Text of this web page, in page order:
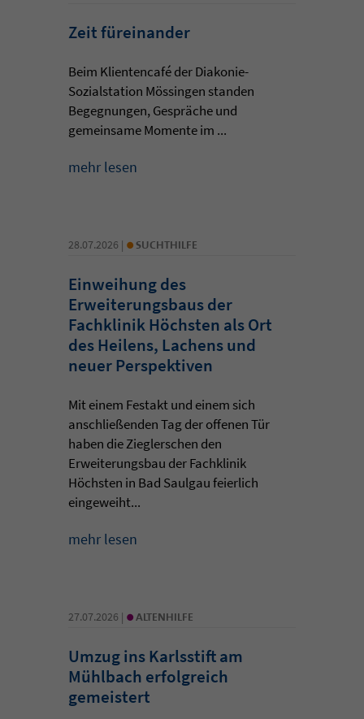
Zeit füreinander
Beim Klientencafé der Diakonie-
Sozialstation Mössingen standen
Begegnungen, Gespräche und
gemeinsame Momente im ...
mehr lesen
28.07.2026 | • SUCHTHILFE
Einweihung des
Erweiterungsbaus der
Fachklinik Höchsten als Ort
des Heilens, Lachens und
neuer Perspektiven
Mit einem Festakt und einem sich
anschließenden Tag der offenen Tür
haben die Zieglerschen den
Erweiterungsbau der Fachklinik
Höchsten in Bad Saulgau feierlich
eingeweiht...
mehr lesen
27.07.2026 | • ALTENHILFE
Umzug ins Karlsstift am
Mühlbach erfolgreich
gemeistert